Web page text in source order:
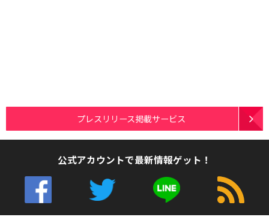
プレスリリース掲載サービス
公式アカウントで最新情報ゲット！